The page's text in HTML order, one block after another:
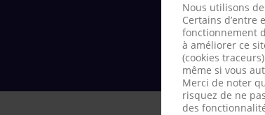
Nous utilisons
Certains d’entre
fonctionnement
à améliorer ce
(cookies
même si vous
Merci de noter
risquez de ne
des